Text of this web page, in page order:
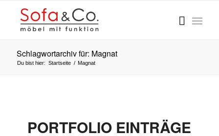
Schlagwortarchiv für: Magnat
Du bist hier: Startseite / Magnat
PORTFOLIO EINTRÄGE